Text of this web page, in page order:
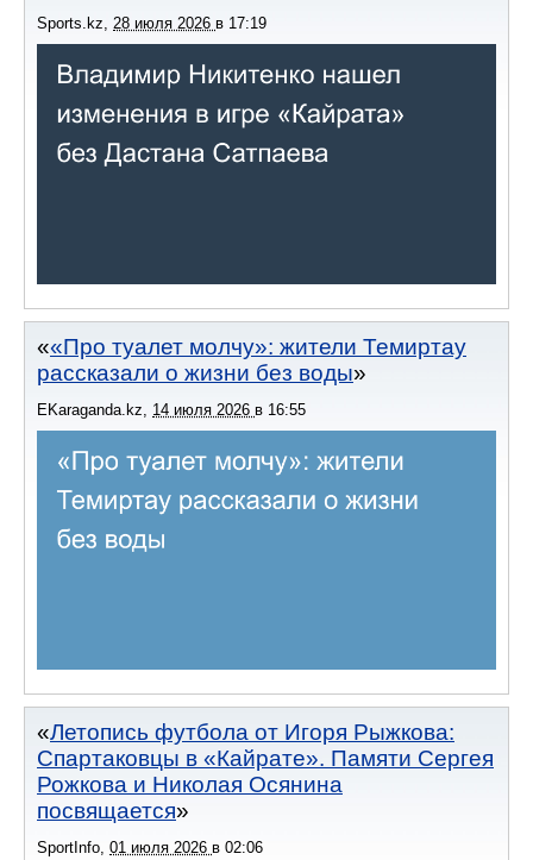
Sports.kz 28 июля 2026 в 17:19
«Про туалет молчу»: жители Темиртау
рассказали о жизни без воды
EKaraganda.kz 14 июля 2026 в 16:55
Летопись футбола от Игоря Рыжкова:
Спартаковцы в «Кайрате». Памяти Сергея
Рожкова и Николая Осянина
посвящается
SportInfo, 01 июля 2026 в 02:06